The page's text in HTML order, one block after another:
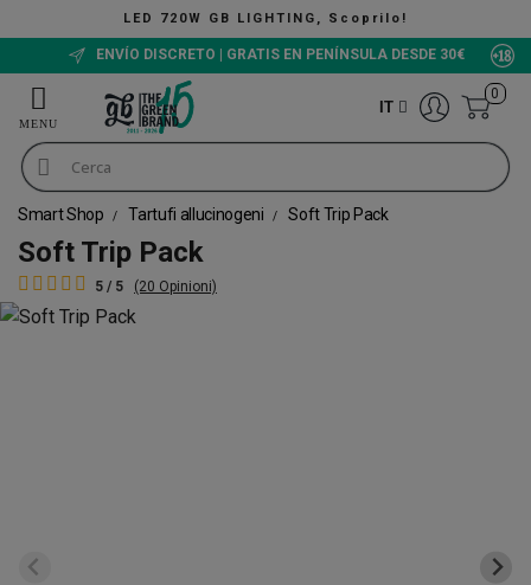
LED 720W GB LIGHTING, Scoprilo!
ENVÍO DISCRETO | GRATIS EN PENÍNSULA DESDE 30€
IT
0
Smart Shop Tartufi allucinogeni Soft Trip Pack
Soft Trip Pack
5 / 5 (20 Opinioni)